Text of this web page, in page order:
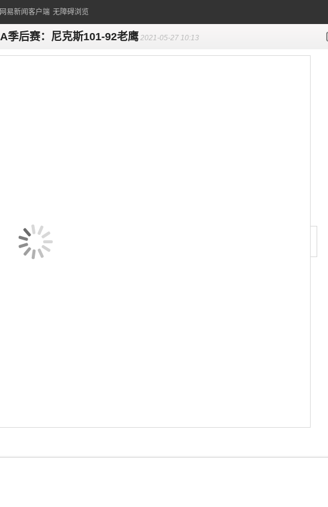
易新闻客户端 无障碍浏览
季后赛：尼克斯101-92老鹰 2021-05-27 10:13